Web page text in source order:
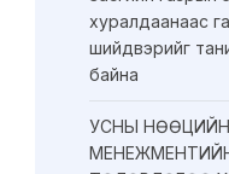
хуралдаанаас
шийдвэрийг
байна
УСНЫ